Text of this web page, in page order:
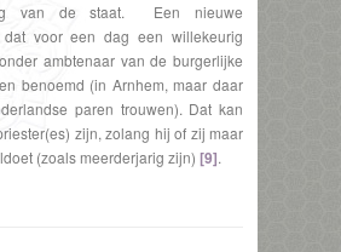
van de staat. Een nieuwe
voor een dag een willekeurig
ambtenaar van de burgerlijke
benoemd (in Arnhem, maar daar
paren trouwen). Dat kan
zijn, zolang hij of zij maar
(zoals meerderjarig zijn) [9].